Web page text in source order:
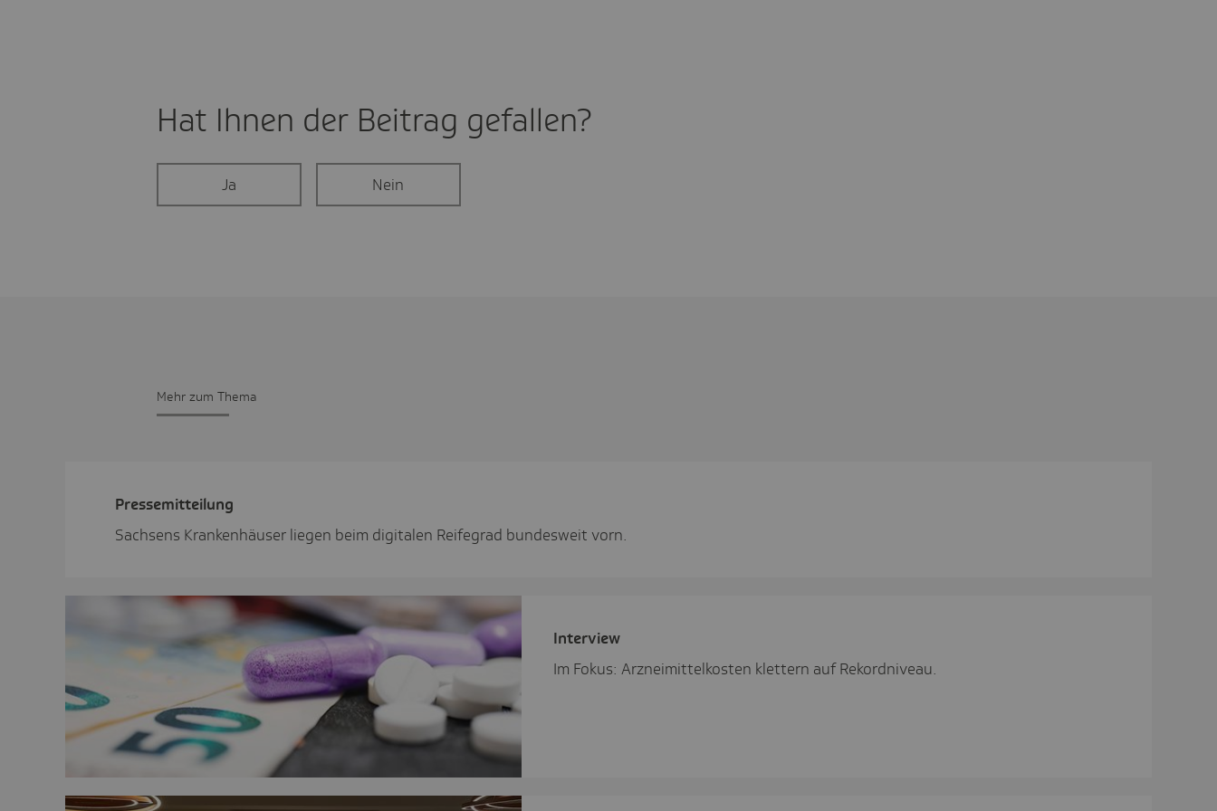
Hat Ihnen der Beitrag gefal­len?
Ja Nein
Mehr zum Thema
Pres­se­mit­tei­lung
Sachsens Krankenhäuser liegen beim digitalen Reifegrad bundesweit vorn.
Inter­view
Im Fokus: Arzneimittelkosten klettern auf Rekordniveau.